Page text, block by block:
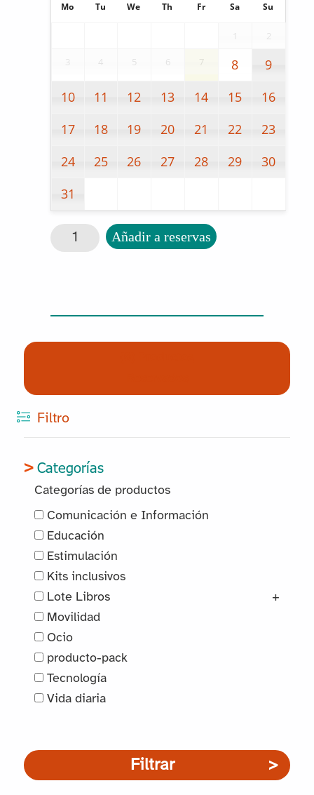
Mo Tu We Th Fr Sa Su
2
3 4 5 6 7 8
9
10
11 12 13 14 15
16
17
18 19 20 21 22
23
24
25 26 27 28 29
30
31
Día y noche cantidad
Añadir a reservas
Filtro
Categorías
Categorías de productos
Comunicación e Información
Educación
Estimulación
Kits inclusivos
Lote Libros
+
Movilidad
Ocio
producto-pack
Tecnología
Vida diaria
Filtrar